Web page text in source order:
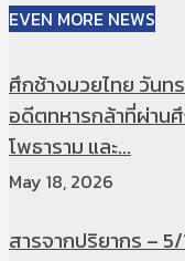
EVEN MORE NEWS
ศึกช้างมวยไทย วัน
อดีตทหารกล้าที่ผ่าน
โพธาราม และ...
May 18, 2026
สารจากปริยากร –